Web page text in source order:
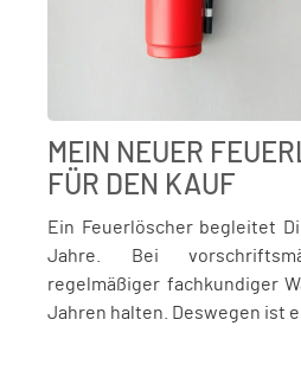
MEIN NEUER
FÜR DEN KAUF
Ein Feuerlöscher begleitet
Jahre. Bei
regelmäßiger fachkundiger
Jahren halten. Deswegen ist